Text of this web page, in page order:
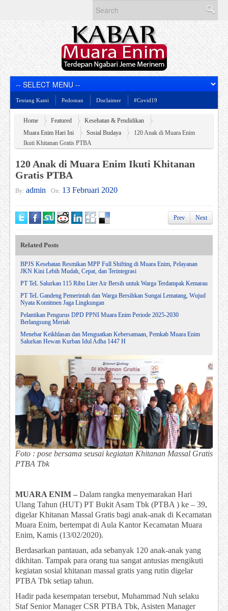
Tentang Kami Pedoman Disclaimer #Covid19
Home Featured
Kesehatan & Pendidikan
Muara Enim Hari Ini
Sosial Budaya
120 Anak di Muara Enim
Ikuti Khitanan Gratis PTBA
120 Anak di Muara Enim Ikuti Khitanan
Gratis PTBA
By: admin On: 13 Februari 2020
Prev Next
Related Posts
BPJS Kesehatan Resmikan MPP Full Shifting di Muara Enim, Pelayanan
JKN Kini Lebih Mudah, Cepat, dan Terintegrasi
PT TeL Salurkan 115 Ribu Liter Air Bersih untuk Warga Terdampak Kemarau
PT TeL Gandeng Pemerintah dan Warga Bersihkan Sungai Lematang, Wujud
Nyata Komitmen Jaga Lingkungan
Pelantikan Pengurus DPD PPNI Muara Enim Periode 2025-2030
Berlangsung Meriah
Menebar Keikhlasan dan Menguatkan Kebersamaan, Pemkab Muara Enim
Salurkan Hewan Kurban Idul Adha 1447 H
Foto : pose bersama seusai kegiatan Khitanan Massal Gratis
PTBA Tbk
MUARA ENIM – Dalam rangka menyemarakan Hari
Ulang Tahun (HUT) PT Bukit Asam Tbk (PTBA ) ke – 39,
digelar Khitanan Massal Gratis bagi anak-anak di Kecamatan
Muara Enim, bertempat di Aula Kantor Kecamatan Muara
Enim, Kamis (13/02/2020).
Berdasarkan pantauan, ada sebanyak 120 anak-anak yang
dikhitan. Tampak para orang tua sangat antusias mengikuti
kegiatan sosial khitanan massal gratis yang rutin digelar
PTBA Tbk setiap tahun.
Hadir pada kesempatan tersebut, Muhammad Nuh selaku
Staf Senior Manager CSR PTBA Tbk, Asisten Manager